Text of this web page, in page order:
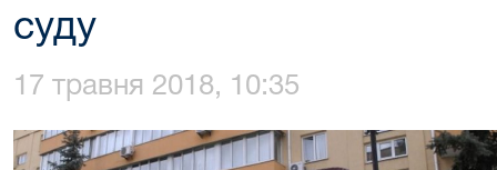
суду
17 травня 2018, 10:35